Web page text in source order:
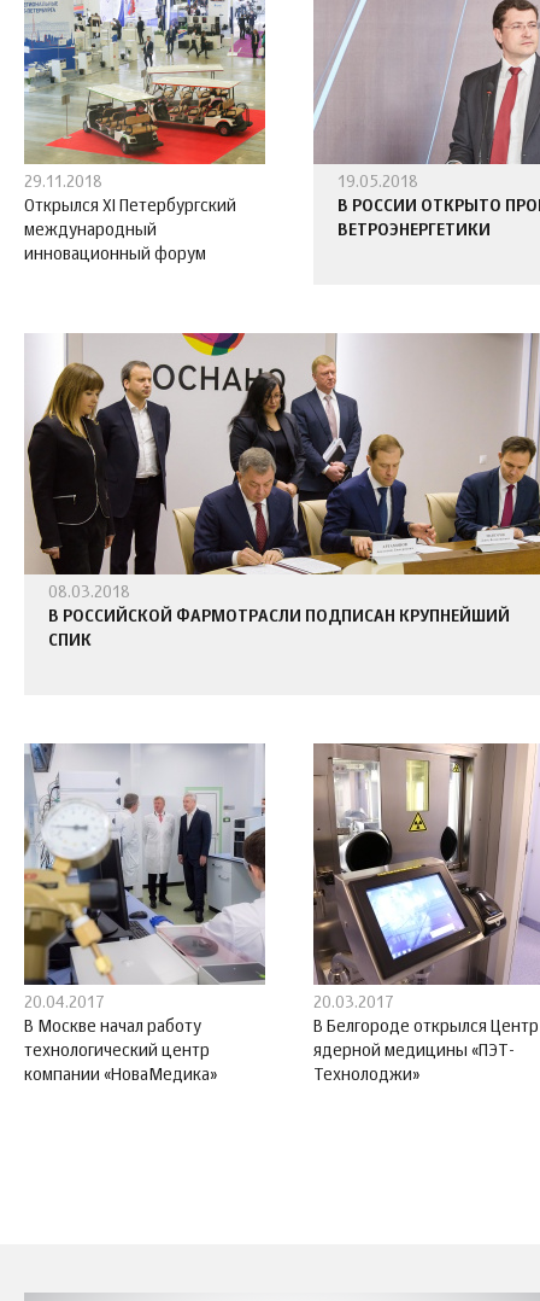
29.11.2018
Открылся XI Петербургский
международный
инновационный форум
19.05.2018
В РОССИИ ОТКРЫТО
ВЕТРОЭНЕРГЕТИКИ
08.03.2018
В РОССИЙСКОЙ ФАРМОТРАСЛИ ПОДПИСАН КРУПНЕЙШИЙ
СПИК
20.04.2017
В Москве начал работу
технологический центр
компании «НоваМедика»
20.03.2017
В Белгороде открылся Центр
ядерной медицины «ПЭТ-
Технолоджи»